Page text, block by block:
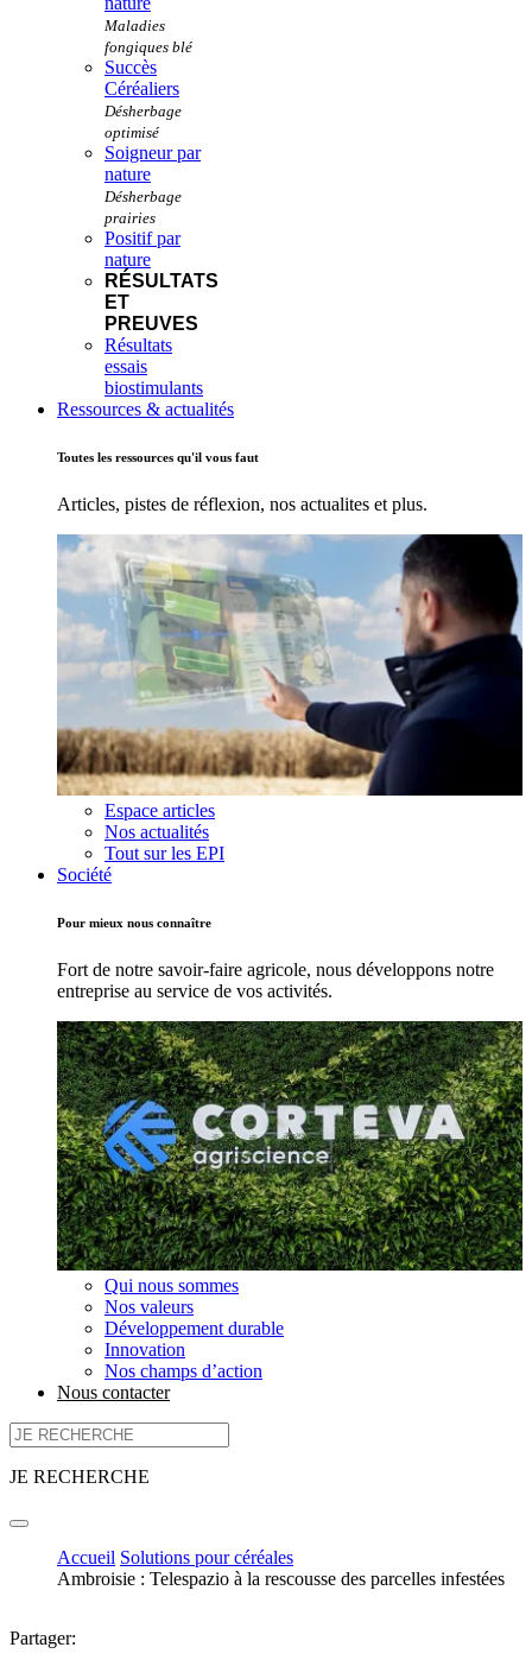
Succès
Céréaliers
Soigneur par
nature
Positif par
nature
RÉSULTATS
ET
PREUVES
Résultats
essais
biostimulants
Ressources & actualités
Toutes les ressources qu'il vous faut
Articles, pistes de réflexion, nos actualites et plus.
Espace articles
Nos actualités
Tout sur les EPI
Société
Pour mieux nous connaître
Fort de notre savoir-faire agricole, nous développons notre
entreprise au service de vos activités.
Qui nous sommes
Nos valeurs
Développement durable
Innovation
Nos champs d’action
Nous contacter
JE RECHERCHE
Accueil Solutions pour céréales
Ambroisie : Telespazio à la rescousse des parcelles infestées
Partager: